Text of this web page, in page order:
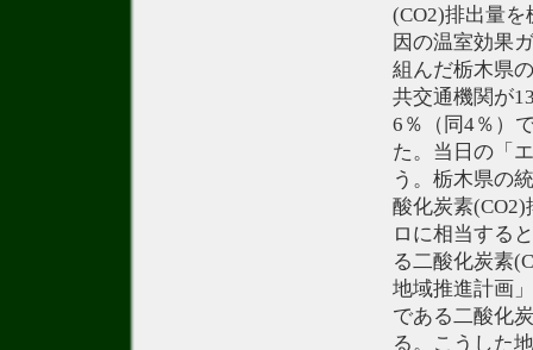
(CO2)排出量
因の温室効果
組んだ栃木県
共交通機関が
6％（同4％）
た。当日の「
う。栃木県の
酸化炭素
ロに相当する
る二酸化炭素
地域推進計画
である二酸化
る。こうした